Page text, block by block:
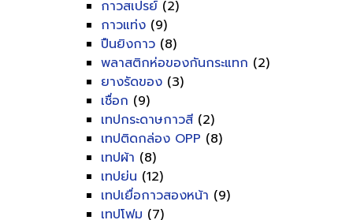
กาวสเปรย์ (2)
กาวแท่ง (9)
ปืนยิงกาว (8)
พลาสติกห่อของกันกระแทก (2)
ยางรัดของ (3)
เชื่อก (9)
เทปกระดาษกาวสี (2)
เทปติดกล่อง OPP (8)
เทปผ้า (8)
เทปย่น (12)
เทปเยื่อกาวสองหน้า (9)
เทปโฟม (7)